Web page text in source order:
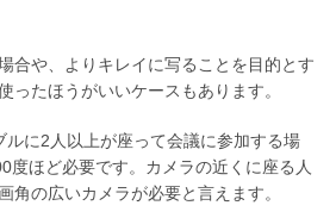
合や、よりキレイに写ることを目的とす
ったほうがいいケースもあります。
に2人以上が座って会議に参加する場
度ほど必要です。カメラの近くに座る人
角の広いカメラが必要と言えます。